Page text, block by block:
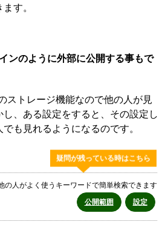
す。
ンのように外部に公開する事もで
ストレージ機能なので他の人が見
、ある設定をすると、その設定し
も見れるようになるのです。
疑問が残っている時はこちら
の人がよく使うキーワードで簡単検索できます
公開範囲
設定